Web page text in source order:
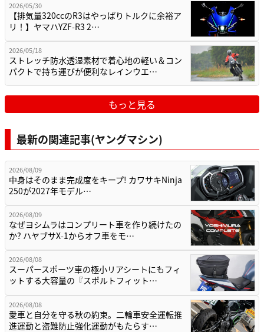
2026/05/30
【排気量320ccのR3はやっぱりトルクに余裕ア
リ！】ヤマハYZF-R3 2…
2026/05/18
ストレッチ防水透湿素材で着心地の軽い＆コン
パクトで持ち運びが便利なレインウエ…
もっと見る
最新の関連記事(ヤングマシン)
2026/08/09
中身はそのまま完成度をキープ! カワサキNinja
250が2027年モデル…
2026/08/09
なぜヨシムラはコンプリート車を作り続けたの
か? ハヤブサX-1からオフ車をモ…
2026/08/08
スーパースポーツ車の極小リアシートにもフィ
ットする大容量の『スポルトフィット…
2026/08/08
愛車と自分を守る秋の約束。二輪車安全運転推
進運動と盗難防止強化運動がもたらす…